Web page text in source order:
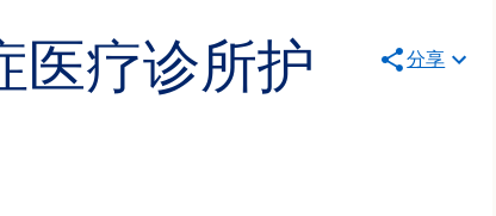
医疗诊所护
分享